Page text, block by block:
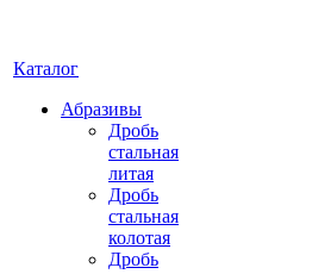
Каталог
Абразивы
Дробь
стальная
литая
Дробь
стальная
колотая
Дробь